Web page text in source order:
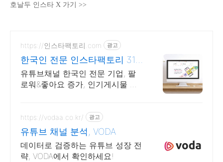
호날두 인스타 X 가기 >>
https://인스타팩토리.com 광고
한국인 전문 인스타팩토리 31
만 인플루언서가 알려주는
유튜브채널 한국인 전문 기업, 팔
로워&좋아요 증가, 인기게시물 노
시물 노출 관리
https://vodaa.co.kr/ 광고
유튜브 채널 분석, VODA
데이터로 검증하는 유튜브 성장 전
략, VODA에서 확인하세요!